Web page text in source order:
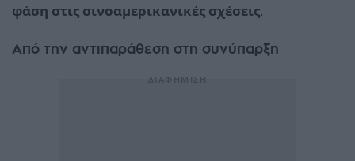
φάση στις σινοαμερικανικές σχέσεις.
Από την αντιπαράθεση στη συνύπαρξη